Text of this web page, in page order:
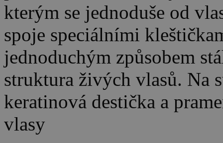
kterým se jednoduše od
spoje speciálními
jednoduchým způsobem
struktura živých vlasů. Na
keratinová destička a
vlasy